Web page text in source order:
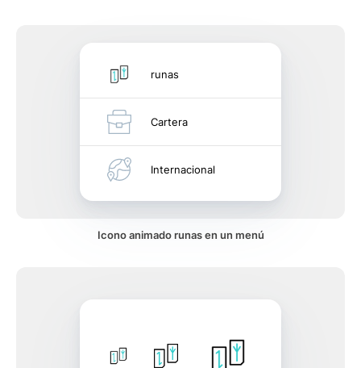
runas
Cartera
Internacional
Icono animado runas en un menú